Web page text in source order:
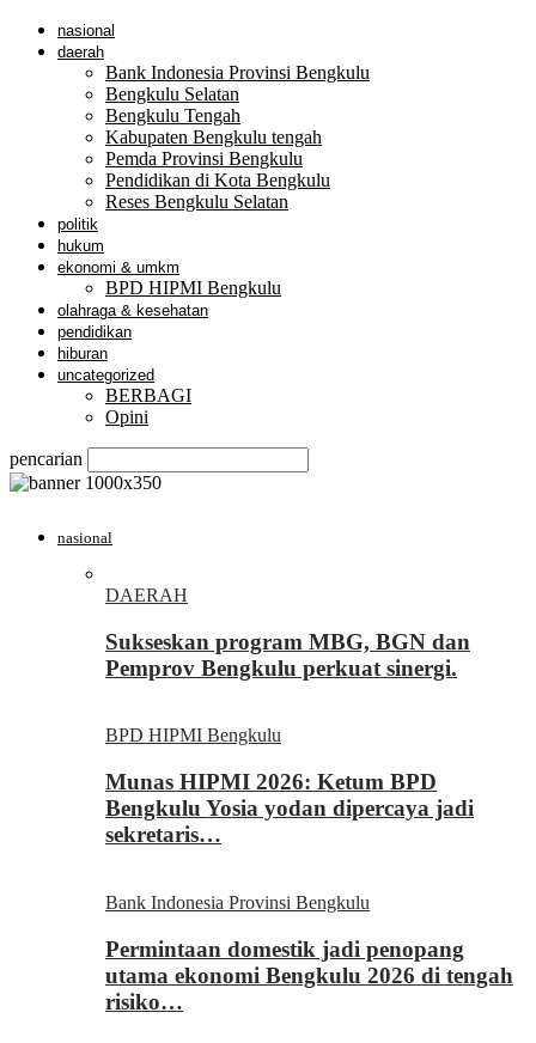
nasional
daerah
Bank Indonesia Provinsi Bengkulu
Bengkulu Selatan
Bengkulu Tengah
Kabupaten Bengkulu tengah
Pemda Provinsi Bengkulu
Pendidikan di Kota Bengkulu
Reses Bengkulu Selatan
politik
hukum
ekonomi & umkm
BPD HIPMI Bengkulu
olahraga & kesehatan
pendidikan
hiburan
uncategorized
BERBAGI
Opini
pencarian
nasional
DAERAH
Sukseskan program MBG, BGN dan
Pemprov Bengkulu perkuat sinergi.
BPD HIPMI Bengkulu
Munas HIPMI 2026: Ketum BPD
Bengkulu Yosia yodan dipercaya jadi
sekretaris…
Bank Indonesia Provinsi Bengkulu
Permintaan domestik jadi penopang
utama ekonomi Bengkulu 2026 di tengah
risiko…